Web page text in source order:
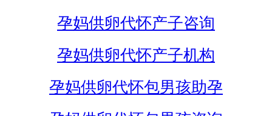
孕妈供卵代怀产子咨询
孕妈供卵代怀产子机构
孕妈供卵代怀包男孩助孕